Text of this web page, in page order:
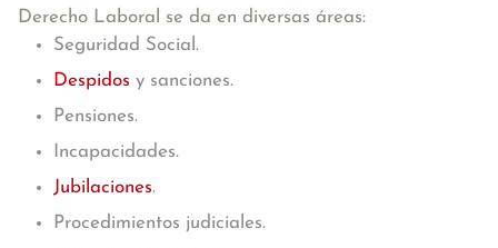
Derecho Laboral se da en diversas áreas:
Seguridad Social.
Despidos y sanciones.
Pensiones.
Incapacidades.
Jubilaciones.
Procedimientos judiciales.